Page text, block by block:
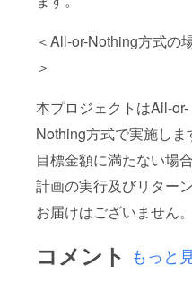
＜All-or-Nothing方式の
＞
本プロジェクトはAll-or-
Nothing方式で実施しま
目標金額に満たない場合
計画の実行及びリター
お届けはございません。
コメント もっと